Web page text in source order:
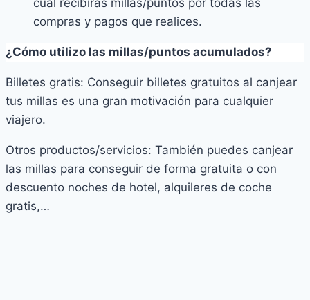
cual recibirás millas/puntos por todas las
compras y pagos que realices.
¿Cómo utilizo las millas/puntos acumulados?
Billetes gratis: Conseguir billetes gratuitos al canjear
tus millas es una gran motivación para cualquier
viajero.
Otros productos/servicios: También puedes canjear
las millas para conseguir de forma gratuita o con
descuento noches de hotel, alquileres de coche
gratis,…